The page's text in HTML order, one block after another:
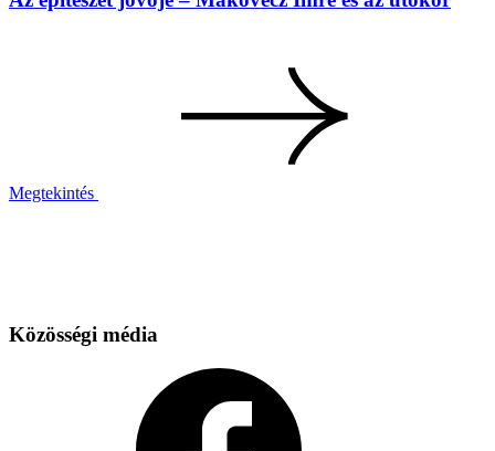
Megtekintés
Közösségi média